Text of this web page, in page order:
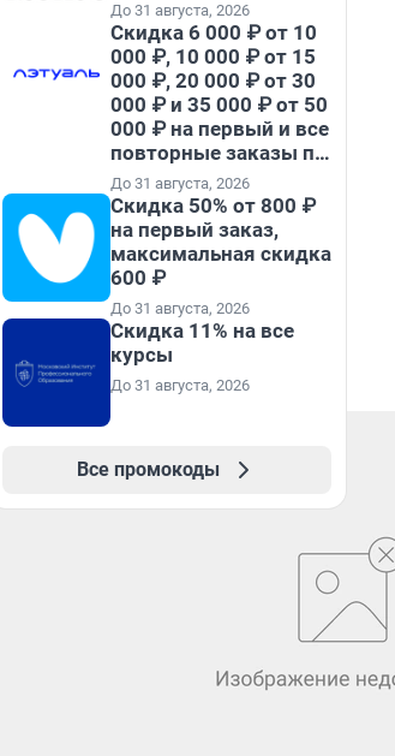
До 31 августа, 2026
Скидка 6 000 ₽ от 10
000 ₽, 10 000 ₽ от 15
000 ₽, 20 000 ₽ от 30
000 ₽ и 35 000 ₽ от 50
000 ₽ на первый и все
повторные заказы по
промокоду НАБЕРИ
До 31 августа, 2026
Скидка 50% от 800 ₽
на первый заказ,
максимальная скидка
600 ₽
До 31 августа, 2026
Скидка 11% на все
курсы
До 31 августа, 2026
Все промокоды